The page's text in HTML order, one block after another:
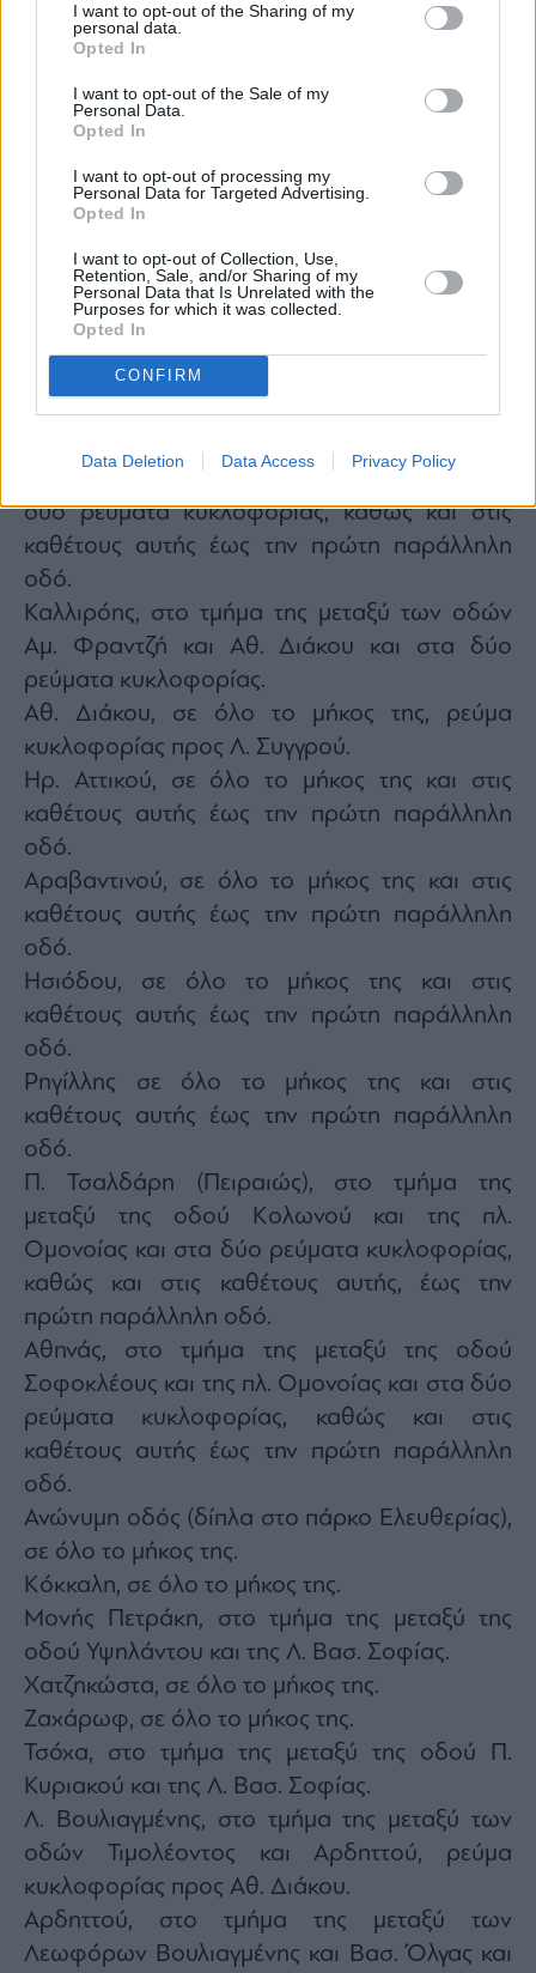
I want to opt-out of the Sharing of my
personal data.
Opted In
I want to opt-out of the Sale of my
Personal Data.
Opted In
I want to opt-out of processing my
Personal Data for Targeted Advertising.
Opted In
I want to opt-out of Collection, Use,
Retention, Sale, and/or Sharing of my
Personal Data that Is Unrelated with the
Purposes for which it was collected.
Opted In
CONFIRM
Data Deletion Data Access Privacy Policy
Πλατεία Ομονοίας.
Φιλελλήνων, σε όλο το μήκος της και στις
καθέτους αυτής έως την πρώτη παράλληλη
οδό κατά τις ώρες 06.00΄ έως 13.30΄.
Πατησίων – 28ης Οκτωβρίου, στο τμήμα της
Ομονοίας και στα δύο -2- ρεύματα
κυκλοφορίας, καθώς και στις καθέτους αυτής
έως την πρώτη παράλληλη οδό.
Λ. Βασ. Όλγας, σε όλο το μήκος της και στα
δύο ρεύματα κυκλοφορίας.
Λ. Συγγρού, στο τμήμα της μεταξύ της οδού
Αμ. Φραντζή και της Λ. Βασ. Αμαλίας και στα
δύο ρεύματα κυκλοφορίας, καθώς και στις
καθέτους αυτής έως την πρώτη παράλληλη
οδό.
Καλλιρόης, στο τμήμα της μεταξύ των οδών
Αμ. Φραντζή και Αθ. Διάκου και στα δύο
ρεύματα κυκλοφορίας.
Αθ. Διάκου, σε όλο το μήκος της, ρεύμα
κυκλοφορίας προς Λ. Συγγρού.
Ηρ. Αττικού, σε όλο το μήκος της και στις
καθέτους αυτής έως την πρώτη παράλληλη
οδό.
Αραβαντινού, σε όλο το μήκος της και στις
καθέτους αυτής έως την πρώτη παράλληλη
οδό.
Ησιόδου, σε όλο το μήκος της και στις
καθέτους αυτής έως την πρώτη παράλληλη
οδό.
Ρηγίλλης σε όλο το μήκος της και στις
καθέτους αυτής έως την πρώτη παράλληλη
οδό.
Π. Τσαλδάρη (Πειραιώς), στο τμήμα της
μεταξύ της οδού Κολωνού και της πλ.
Ομονοίας και στα δύο ρεύματα κυκλοφορίας,
καθώς και στις καθέτους αυτής, έως την
πρώτη παράλληλη οδό.
Αθηνάς, στο τμήμα της μεταξύ της οδού
Σοφοκλέους και της πλ. Ομονοίας και στα δύο
ρεύματα κυκλοφορίας, καθώς και στις
καθέτους αυτής έως την πρώτη παράλληλη
οδό.
Ανώνυμη οδός (δίπλα στο πάρκο Ελευθερίας),
σε όλο το μήκος της.
Κόκκαλη, σε όλο το μήκος της.
Μονής Πετράκη, στο τμήμα της μεταξύ της
οδού Υψηλάντου και της Λ. Βασ. Σοφίας.
Χατζηκώστα, σε όλο το μήκος της.
Ζαχάρωφ, σε όλο το μήκος της.
Τσόχα, στο τμήμα της μεταξύ της οδού Π.
Κυριακού και της Λ. Βασ. Σοφίας.
Λ. Βουλιαγμένης, στο τμήμα της μεταξύ των
οδών Τιμολέοντος και Αρδηττού, ρεύμα
κυκλοφορίας προς Αθ. Διάκου.
Αρδηττού, στο τμήμα της μεταξύ των
Λεωφόρων Βουλιαγμένης και Βασ. Όλγας και